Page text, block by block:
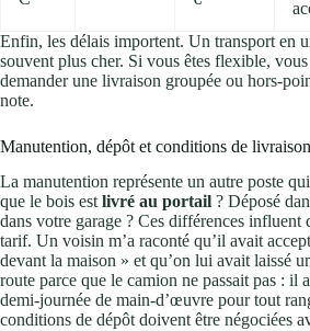
Enfin, les délais importent. Un transport en
souvent plus cher. Si vous êtes flexible,
demander une livraison groupée ou hors-
note.
Manutention, dépôt et conditions de livraison
La manutention représente un autre poste
que le bois est livré au portail ? Déposé
dans votre garage ? Ces différences influent
tarif. Un voisin m’a raconté qu’il avait
devant la maison » et qu’on lui avait laissé
route parce que le camion ne passait pas : il
demi-journée de main-d’œuvre pour tout
conditions de dépôt doivent être négociées